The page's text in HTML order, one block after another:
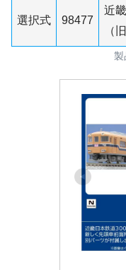
選択式 98477
近
（
製